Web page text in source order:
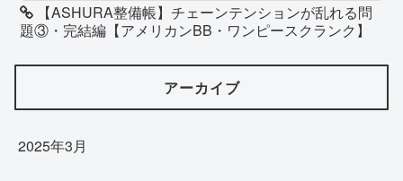
【ASHURA整備帳】チェーンテンションが乱れる問
題③・完結編【アメリカンBB・ワンピースクランク】
アーカイブ
2025年3月